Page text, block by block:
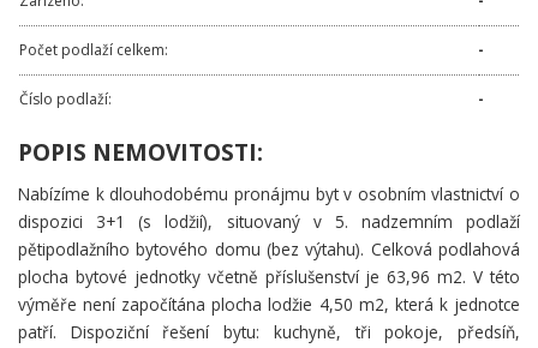
Počet podlaží celkem: -
Číslo podlaží: -
POPIS NEMOVITOSTI:
Nabízíme k dlouhodobému pronájmu byt v osobním vlastnictví o
dispozici 3+1 (s lodžií), situovaný v 5. nadzemním podlaží
pětipodlažního bytového domu (bez výtahu). Celková podlahová
plocha bytové jednotky včetně příslušenství je 63,96 m2. V této
výměře není započítána plocha lodžie 4,50 m2, která k jednotce
patří. Dispoziční řešení bytu: kuchyně, tři pokoje, předsíň,